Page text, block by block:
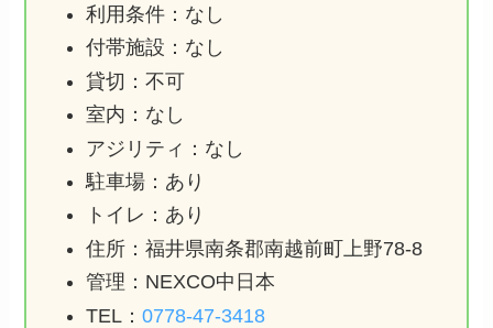
利用条件：なし
付帯施設：なし
貸切：不可
室内：なし
アジリティ：なし
駐車場：あり
トイレ：あり
住所：福井県南条郡南越前町上野78-8
管理：NEXCO中日本
TEL：0778-47-3418